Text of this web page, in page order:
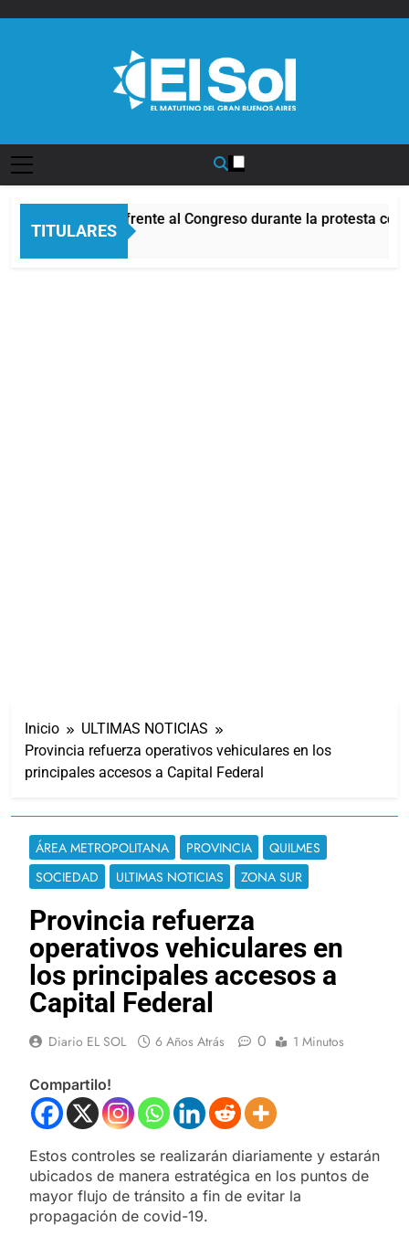
TITULARES
Incidentes frente al Congreso durante la protesta
6 Horas Atrás
Inicio
ULTIMAS NOTICIAS
Provincia refuerza operativos vehiculares en los
principales accesos a Capital Federal
ÁREA METROPOLITANA PROVINCIA
QUILMES
SOCIEDAD
ULTIMAS NOTICIAS ZONA SUR
Provincia refuerza
operativos vehiculares en
los principales accesos a
Capital Federal
Diario EL SOL 6 Años Atrás 0 1 Minutos
Compartilo!
Estos controles se realizarán diariamente y estarán
ubicados de manera estratégica en los puntos de
mayor flujo de tránsito a fin de evitar la
propagación de covid-19.